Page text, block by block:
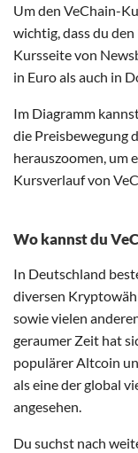
Um den VeChain-
wichtig, dass du
Kursseite von
in Euro als auch in
Im Diagramm
die Preisbewegung
herauszoomen, um
Kursverlauf von
Wo kannst du
In Deutschland
diversen
sowie vielen
geraumer Zeit hat
populärer Altcoin
als eine der global
angesehen.
Du suchst nach